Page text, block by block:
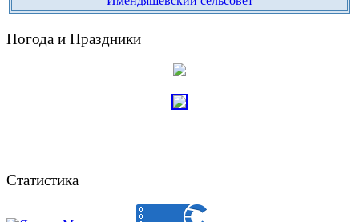
Погода и Праздники
Статистика